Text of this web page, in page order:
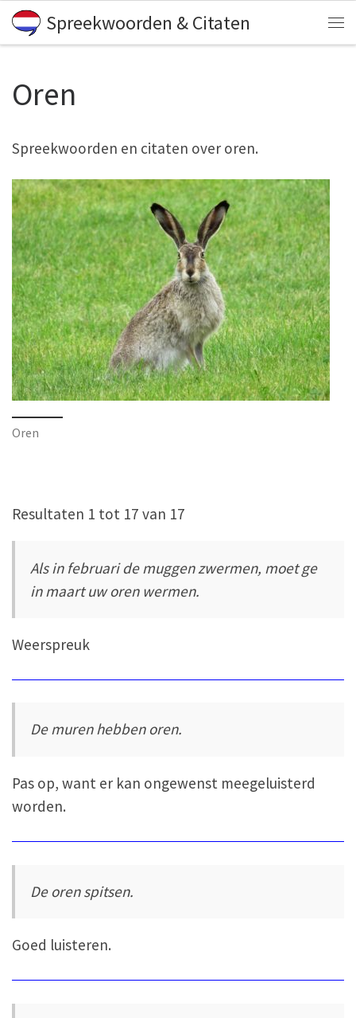
Skip to content
Spreekwoorden & Citaten
Oren
Spreekwoorden en citaten over oren.
Oren
Resultaten 1 tot 17 van 17
Als in februari de muggen zwermen, moet ge
in maart uw oren wermen.
Weerspreuk
De muren hebben oren.
Pas op, want er kan ongewenst meegeluisterd
worden.
De oren spitsen.
Goed luisteren.